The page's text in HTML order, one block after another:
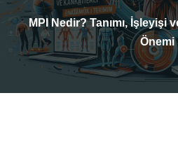
MPI Nedir? Tanımı, İşleyişi
Önemi